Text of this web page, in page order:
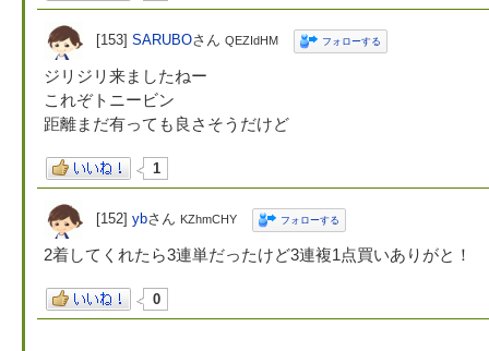
[153] SARUBOさん QEZIdHM フォローする
ジリジリ来ましたねー
これぞトニービン
距離まだ有っても良さそうだけど
1
[152] ybさん KZhmCHY フォローする
2着してくれたら3連単だったけど3連複1点買いありがと！
0